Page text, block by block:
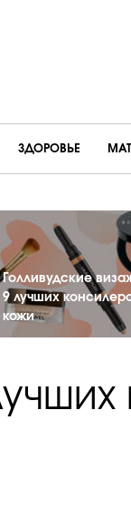
ЗДОРОВЬЕ
Голливудские
9 лучших
кожи